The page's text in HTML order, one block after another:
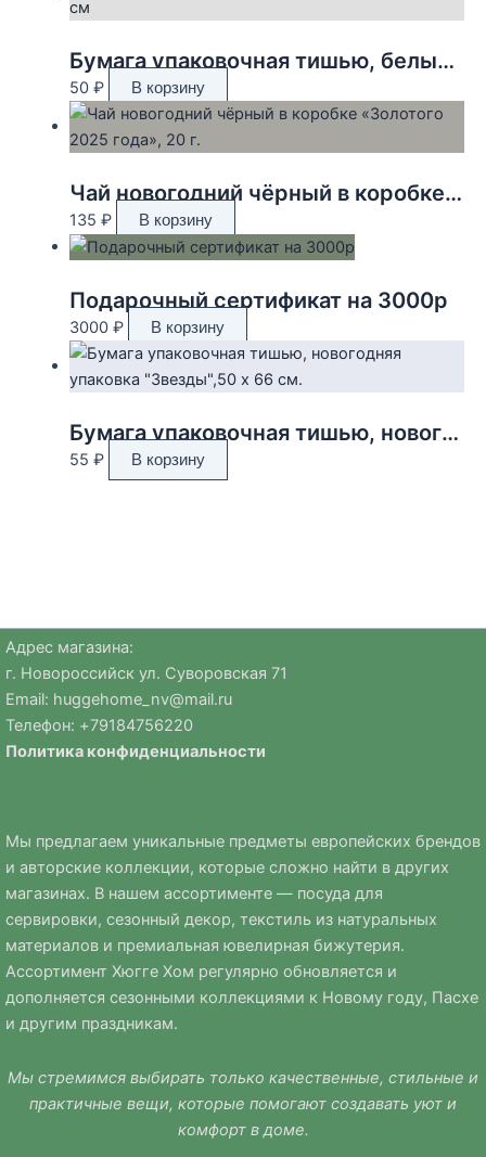
Бумага упаковочная тишью, белый, 50 см х 66 см
50 ₽ В корзину
Чай новогодний чёрный в коробке «Золотого 2025 года», 20 г.
135 ₽ В корзину
Подарочный сертификат на 3000р
3000 ₽ В корзину
Бумага упаковочная тишью, новогодняя упаковка «Звезды»,50 х 66 см.
55 ₽ В корзину
Адрес магазина:
г. Новороссийск ул. Суворовская 71
Email: huggehome_nv@mail.ru
Телефон: +79184756220
Политика конфиденциальности
Мы предлагаем уникальные предметы европейских брендов
и авторские коллекции, которые сложно найти в других
магазинах. В нашем ассортименте — посуда для
сервировки, сезонный декор, текстиль из натуральных
материалов и премиальная ювелирная бижутерия.
Ассортимент Хюгге Хом регулярно обновляется и
дополняется сезонными коллекциями к Новому году, Пасхе
и другим праздникам.
Мы стремимся выбирать только качественные, стильные и
практичные вещи, которые помогают создавать уют и
комфорт в доме.